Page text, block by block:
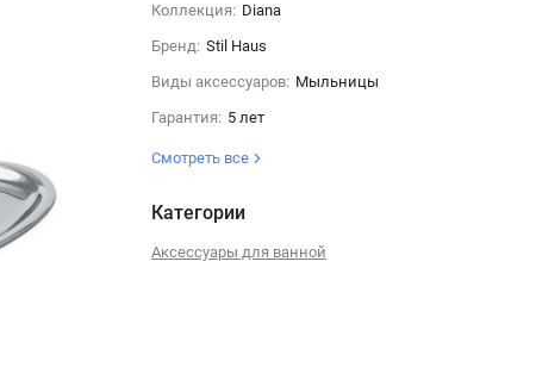
Коллекция: Diana
Бренд: Stil Haus
Виды аксессуаров: Мыльницы
Гарантия: 5 лет
Смотреть все
Категории
Аксессуары для ванной